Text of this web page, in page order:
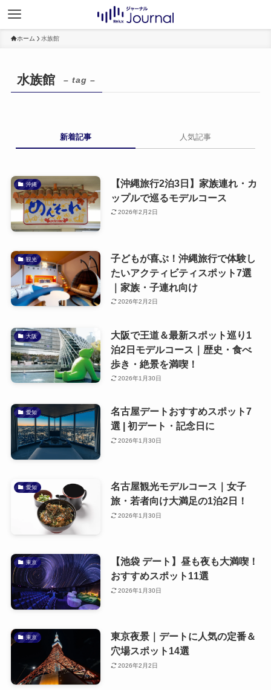
ホーム 水族館
水族館 – tag –
新着記事 人気記事
沖縄
【沖縄旅行2泊3日】家族連れ・カ
ップルで巡るモデルコース
2026年2月2日
観光
子どもが喜ぶ！沖縄旅行で体験し
たいアクティビティスポット7選
｜家族・子連れ向け
2026年2月2日
大阪
大阪で王道＆最新スポット巡り1
泊2日モデルコース｜歴史・食べ
歩き・絶景を満喫！
2026年1月30日
愛知
名古屋デートおすすめスポット7
選 | 初デート・記念日に
2026年1月30日
愛知
名古屋観光モデルコース｜女子
旅・若者向け大満足の1泊2日！
2026年1月30日
東京
【池袋 デート】昼も夜も大満喫！
おすすめスポット11選
2026年1月30日
東京
東京夜景｜デートに人気の定番＆
穴場スポット14選
2026年2月2日